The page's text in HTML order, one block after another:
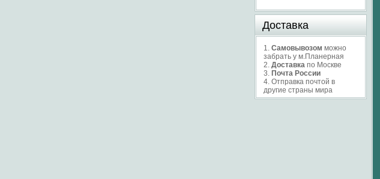
Доставка
1. Самовывозом можно
забрать у м.Планерная
2. Доставка по Москве
3. Почта России
4. Отправка почтой в
другие страны мира